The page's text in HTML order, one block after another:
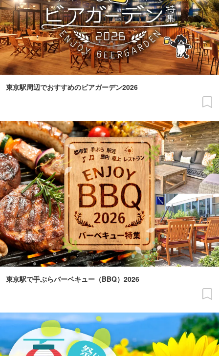
東京駅周辺でおすすめのビアガーデン2026
東京駅で手ぶらバーベキュー（BBQ）2026